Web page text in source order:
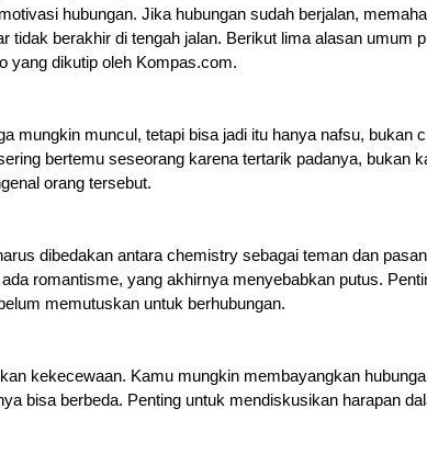
hubungan. Jika hubungan sudah berjalan,
tidak berakhir di tengah jalan. Berikut lima alasan umum
yang dikutip oleh Kompas.com.
mungkin muncul, tetapi bisa jadi itu hanya nafsu, bukan
bertemu seseorang karena tertarik padanya, bukan
orang tersebut.
dibedakan antara chemistry sebagai teman dan
romantisme, yang akhirnya menyebabkan putus.
memutuskan untuk berhubungan.
kekecewaan. Kamu mungkin membayangkan
bisa berbeda. Penting untuk mendiskusikan harapan